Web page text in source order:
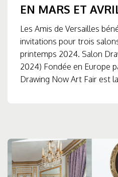
EN MARS ET
Les Amis de Versailles
invitations pour trois
printemps 2024. Salon
2024) Fondée en Europe
Drawing Now Art Fair est